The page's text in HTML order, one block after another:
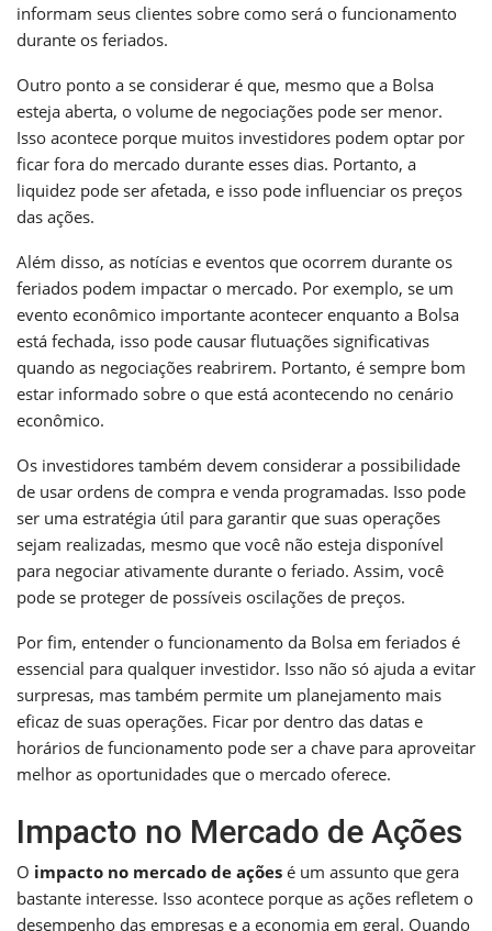
informam seus clientes sobre como será o funcionamento
durante os feriados.
Outro ponto a se considerar é que, mesmo que a Bolsa
esteja aberta, o volume de negociações pode ser menor.
Isso acontece porque muitos investidores podem optar por
ficar fora do mercado durante esses dias. Portanto, a
liquidez pode ser afetada, e isso pode influenciar os preços
das ações.
Além disso, as notícias e eventos que ocorrem durante os
feriados podem impactar o mercado. Por exemplo, se um
evento econômico importante acontecer enquanto a Bolsa
está fechada, isso pode causar flutuações significativas
quando as negociações reabrirem. Portanto, é sempre bom
estar informado sobre o que está acontecendo no cenário
econômico.
Os investidores também devem considerar a possibilidade
de usar ordens de compra e venda programadas. Isso pode
ser uma estratégia útil para garantir que suas operações
sejam realizadas, mesmo que você não esteja disponível
para negociar ativamente durante o feriado. Assim, você
pode se proteger de possíveis oscilações de preços.
Por fim, entender o funcionamento da Bolsa em feriados é
essencial para qualquer investidor. Isso não só ajuda a evitar
surpresas, mas também permite um planejamento mais
eficaz de suas operações. Ficar por dentro das datas e
horários de funcionamento pode ser a chave para aproveitar
melhor as oportunidades que o mercado oferece.
Impacto no Mercado de Ações
O impacto no mercado de ações é um assunto que gera
bastante interesse. Isso acontece porque as ações refletem o
desempenho das empresas e a economia em geral. Quando